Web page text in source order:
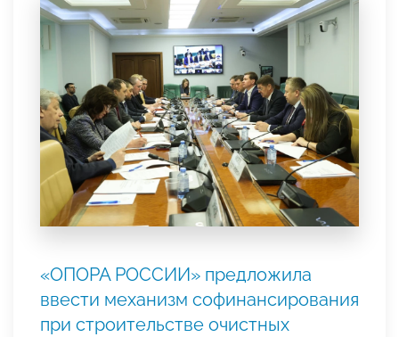
«ОПОРА РОССИИ» предложила
ввести механизм софинансирования
при строительстве очистных